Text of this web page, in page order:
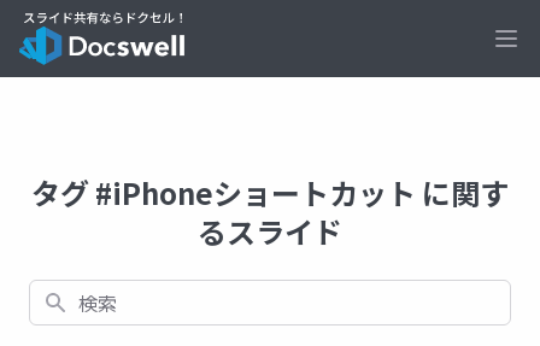
タグ #iPhoneショートカット に関す
るスライド
検索